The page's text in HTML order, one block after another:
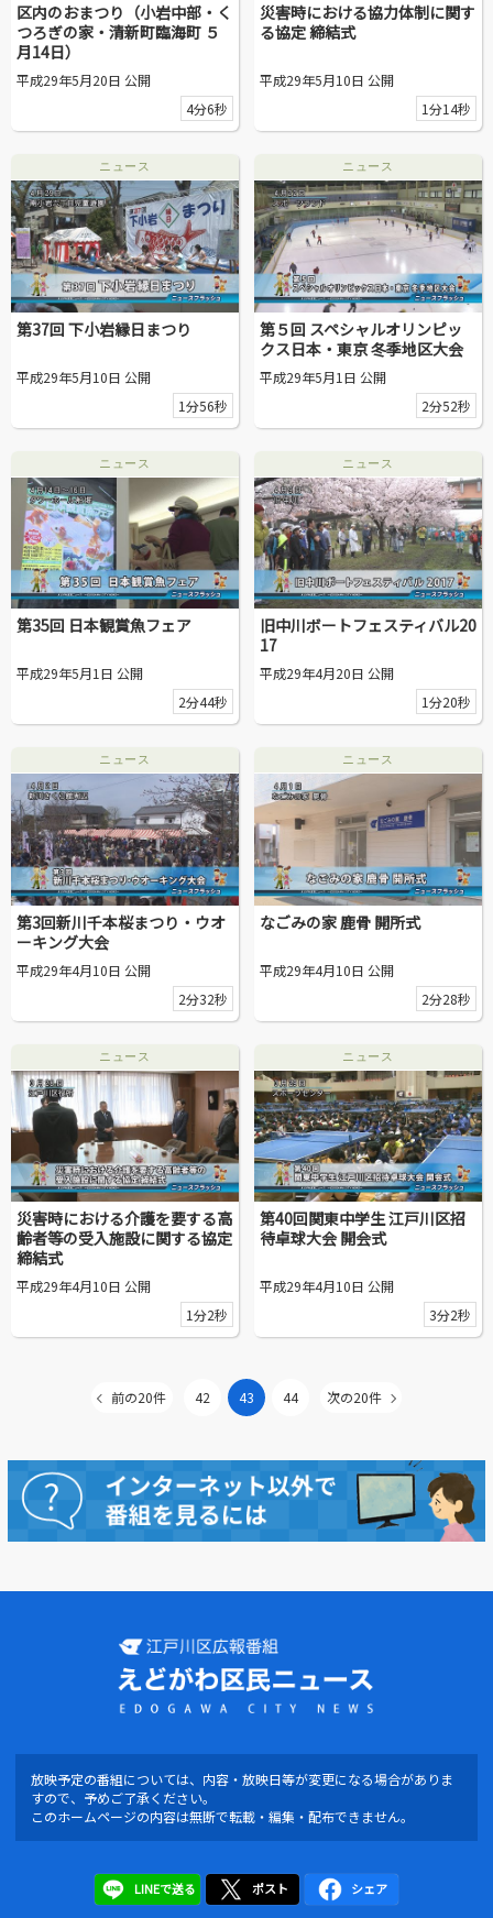
区内のおまつり（小岩中部・く
つろぎの家・清新町臨海町 ５
月14日）
平成29年5月20日 公開
4分6秒
災害時における協力体制に関す
る協定 締結式
平成29年5月10日 公開
1分14秒
ニュース
第37回 下小岩縁日まつり
平成29年5月10日 公開
1分56秒
ニュース
第５回 スペシャルオリンピッ
クス日本・東京 冬季地区大会
平成29年5月1日 公開
2分52秒
ニュース
第35回 日本観賞魚フェア
平成29年5月1日 公開
2分44秒
ニュース
旧中川ボートフェスティバル20
17
平成29年4月20日 公開
1分20秒
ニュース
第3回新川千本桜まつり・ウオ
ーキング大会
平成29年4月10日 公開
2分32秒
ニュース
なごみの家 鹿骨 開所式
平成29年4月10日 公開
2分28秒
ニュース
災害時における介護を要する高
齢者等の受入施設に関する協定
締結式
平成29年4月10日 公開
1分2秒
ニュース
第40回関東中学生 江戸川区招
待卓球大会 開会式
平成29年4月10日 公開
3分2秒
前の20件 42 43 44 次の20件
放映予定の番組については、内容・放映日等が変更になる場合がありま
すので、予めご了承ください。
このホームページの内容は無断で転載・編集・配布できません。
LINEで送る ポスト シェア